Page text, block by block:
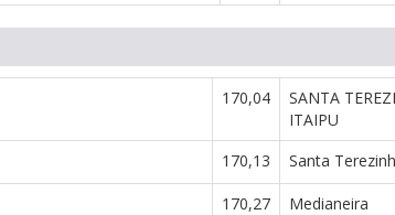
170,04
SANTA
ITAIPU
170,13 Santa
170,27 Medianeira